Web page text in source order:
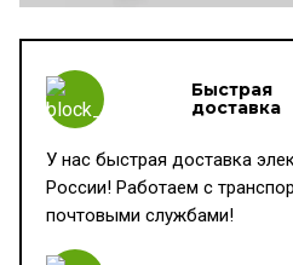
Быстрая
доставка
У нас быстрая доставка
России! Работаем с
почтовыми службами!